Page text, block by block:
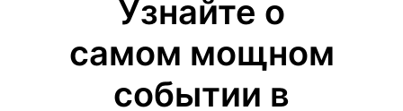
Узнайте о
самом мощном
событии в